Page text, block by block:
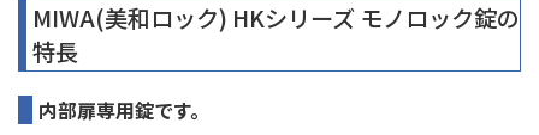
MIWA(美和ロック) HKシリーズ モノロック錠の
特長
内部扉専用錠です。